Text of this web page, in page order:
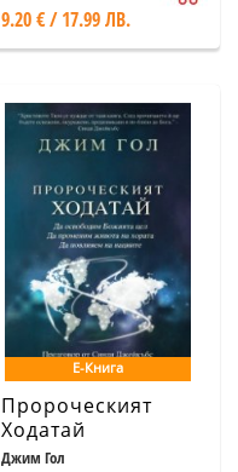
9.20 € / 17.99 ЛВ.
Е-Книга
Пророческият
Ходатай
Джим Гол